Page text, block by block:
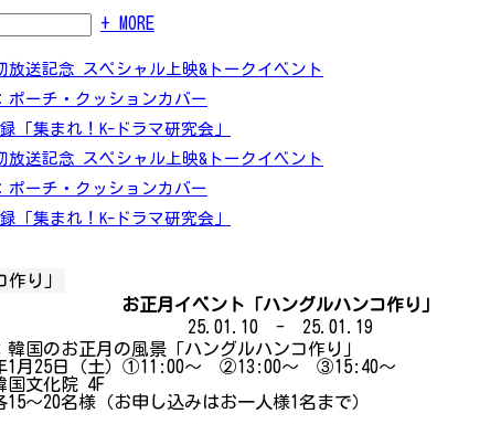
+ MORE
放送記念 スペシャル上映&トークイベント
ポーチ・クッションカバー
「集まれ！K-ドラマ研究会」
放送記念 スペシャル上映&トークイベント
ポーチ・クッションカバー
「集まれ！K-ドラマ研究会」
り」
お正月イベント「ハングルハンコ作り」
25.01.10 - 25.01.19
韓国のお正月の風景「ハングルハンコ作り」
年1月25日（土）①11:00～ ②13:00～ ③15:40～
国文化院 4F
15～20名様（お申し込みはお一人様1名まで）